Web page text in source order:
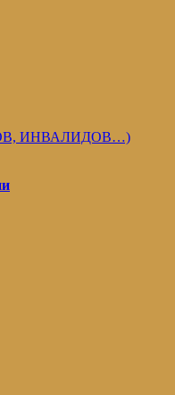
ИНВАЛИДОВ…)